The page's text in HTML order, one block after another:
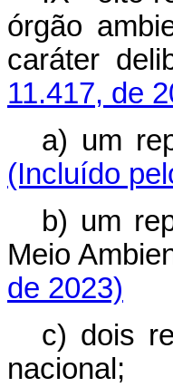
órgão
caráter
11.417, de
a) um
(Incluído
b) um
Meio
de 2023)
c) dois
nacional;